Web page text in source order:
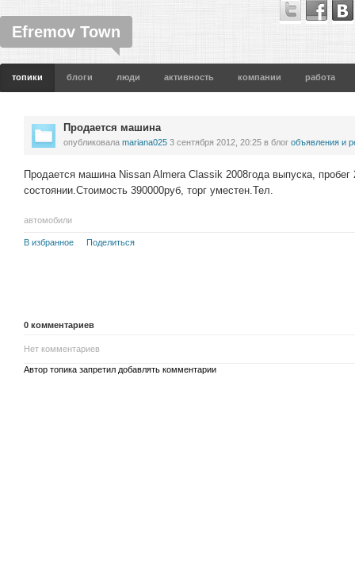
Efremov Town
топики блоги люди активность компании работа
Продается машина
опубликовала mariana025 3 сентября 2012, 20:25 в блог объявления и
Продается машина Nissan Almera Classik 2008года выпуска,
состоянии.Стоимость 390000руб, торг уместен.Тел.
автомобили
В избранное Поделиться
0 комментариев
Нет комментариев
Автор топика запретил добавлять комментарии